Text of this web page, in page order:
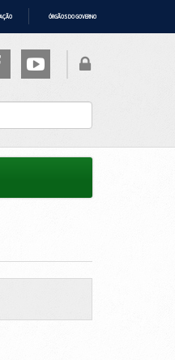
ÓRGÃOS DO GOVERNO